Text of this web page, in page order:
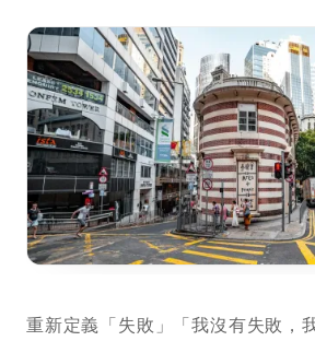
重新定義「失敗」「我沒有失敗，